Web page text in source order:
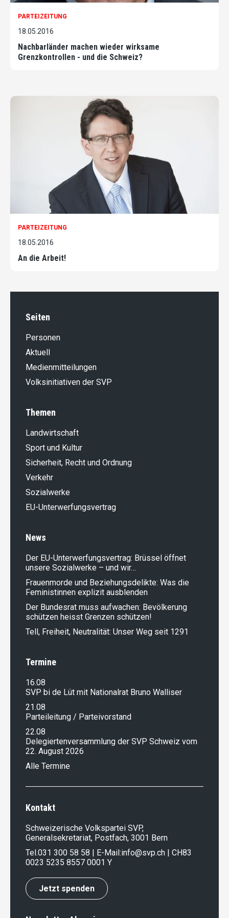
PARTEIZEITUNG
18.05.2016
Nachbarländer machen wieder wirksame
Grenzkontrollen - und die Schweiz?
PARTEIZEITUNG
18.05.2016
An die Arbeit!
Seiten
Personen
Aktuell
Medienmitteilungen
Volksinitiativen der SVP
Themen
Landwirt­schaft
Sport und Kultur
Sicherheit, Recht und Ordnung
Verkehr
Sozialwerke
EU-Unterwerfungsvertrag
News
Der EU-Unterwerfungsvertrag: Brüssel öffnet
unsere Sozialwerke – und wir…
Frauenmorde und Beziehungsdelikte: Was die
Feministinnen explizit ausblenden
Der Bundesrat muss aufwachen: Bevölkerung
schützen heisst Grenzen schützen!
Tell, Freiheit, Neutralität: Unser Weg seit 1291
Termine
16.08
SVP bi de Lüt mit Nationalrat Bruno Walliser
21.08
Parteileitung / Parteivorstand
22.08
Delegiertenversammlung der SVP Schweiz vom
22. August 2026
Alle Termine
Kontakt
Schweizerische Volkspartei SVP,
Generalsekretariat, Postfach, 3001 Bern
Tel.031 300 58 58 | E-Mail:info@svp.ch | CH83
0023 5235 8557 0001 Y
Jetzt spenden